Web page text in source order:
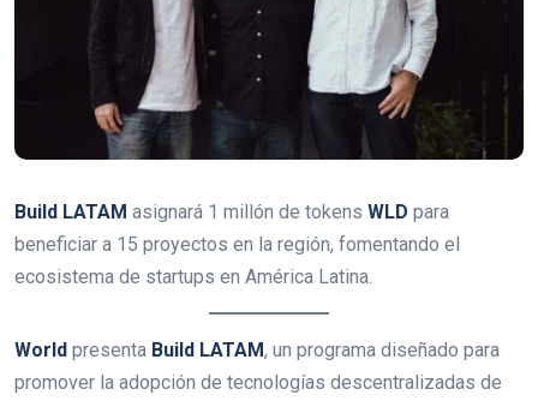
Build LATAM asignará 1 millón de tokens WLD para
beneficiar a 15 proyectos en la región, fomentando el
ecosistema de startups en América Latina.
World presenta Build LATAM, un programa diseñado para
promover la adopción de tecnologías descentralizadas de